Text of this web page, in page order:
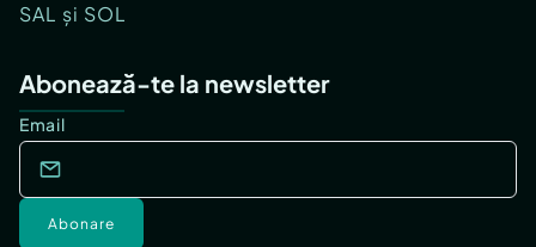
SAL și SOL
Abonează-te la newsletter
Email
Abonare